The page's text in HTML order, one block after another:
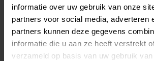
informatie over uw gebruik van onze
partners voor social media, adverteren
partners kunnen deze gegevens
informatie die u aan ze heeft verstrekt
verzameld op basis van uw gebruik
T/m 1945
1946 - 1980
1981 - 2007